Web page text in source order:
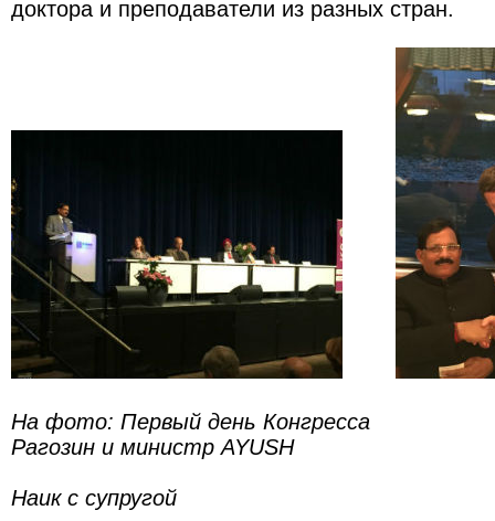
доктора и преподаватели из разных стран.
На фото: Первый день
Рагозин и министр AYUSH
Наик с супругой